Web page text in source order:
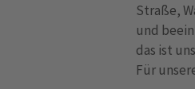
Straße,
und
das ist
Für